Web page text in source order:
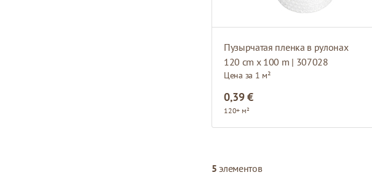
Пузырчатая пленка в рулонах
120 cm x 100 m | 307028
Цена за 1 м²
0,39 €
120+ м²
5 элементов